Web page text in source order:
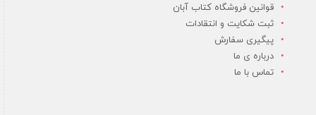
قوانین فروشگاه کتاب آبان
ثبت شکایت و انتقادات
پیگیری سفارش
درباره ی ما
تماس با ما